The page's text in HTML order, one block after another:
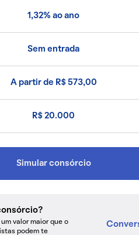
1,32% ao ano
Sem entrada
A partir de R$ 573,00
R$ 20.000
Simular consórcio
valor maior que o
podem te